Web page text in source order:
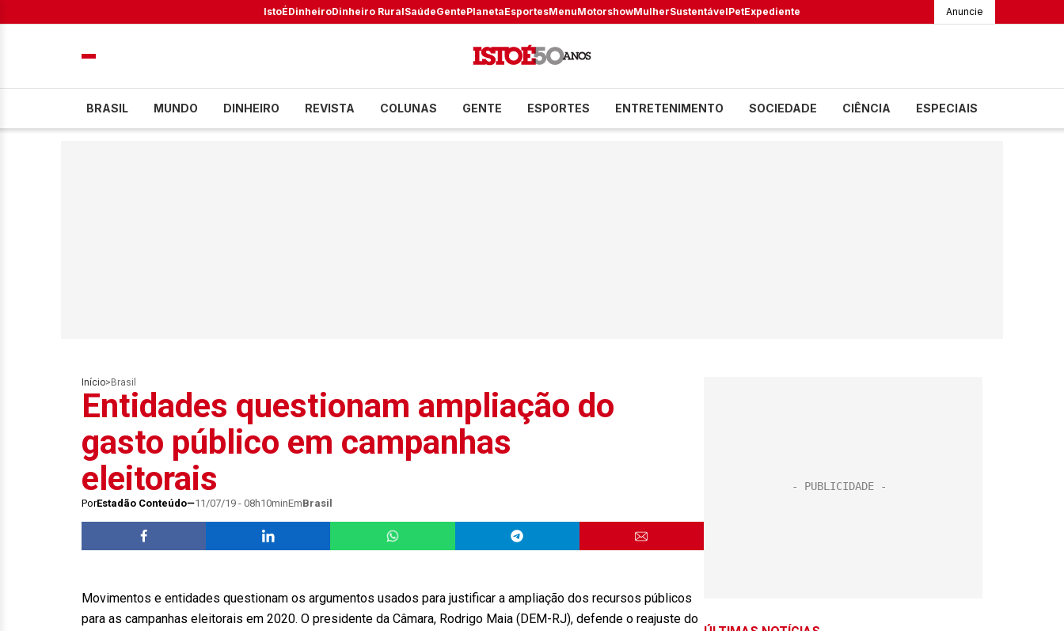
IstoÉDinheiroDinheiro RuralSaúdeGentePlanetaEsportesMenuMotorshowMulherSustentávelPetExpediente Anuncie
BRASIL MUNDO DINHEIRO REVISTA COLUNAS GENTE ESPORTES ENTRETENIMENTO SOCIEDADE CIÊNCIA ESPECIAIS
Início> Brasil
Entidades questionam ampliação do
gasto público em campanhas
eleitorais
PorEstadão Conteúdo 11/07/19 - 08h10minEmBrasil
Movimentos e entidades questionam os argumentos usados para justificar a ampliação dos recursos públicos
para as campanhas eleitorais em 2020. O presidente da Câmara, Rodrigo Maia (DEM-RJ), defende o reajuste do